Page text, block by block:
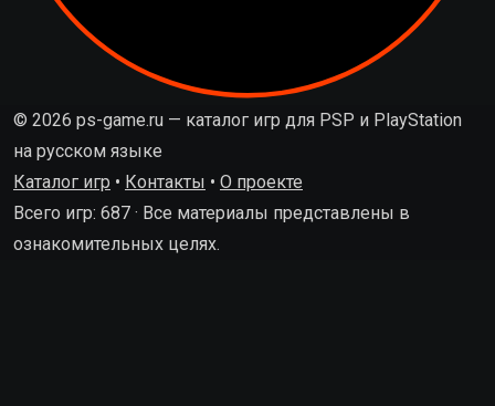
© 2026 ps-game.ru — каталог игр для PSP и PlayStation
на русском языке
Каталог игр • Контакты • О проекте
Всего игр: 687 · Все материалы представлены в
ознакомительных целях.